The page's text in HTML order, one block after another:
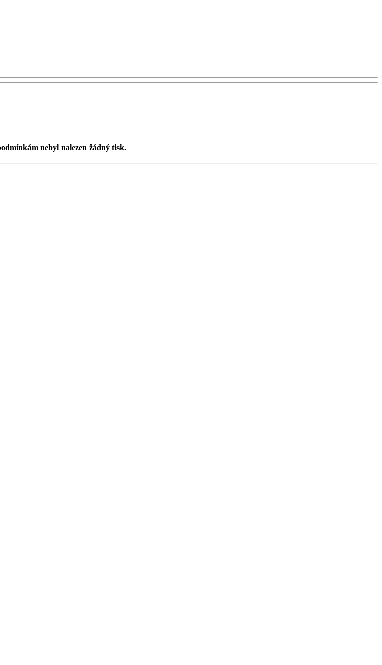
nebyl nalezen žádný tisk.